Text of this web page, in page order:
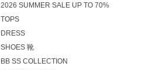
2026 SUMMER SALE UP TO 70%
TOPS
DRESS
SHOES 靴
BB SS COLLECTION